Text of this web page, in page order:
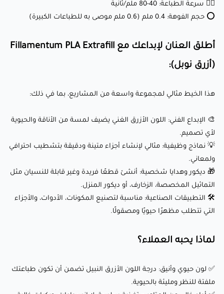
والأجزاء التي تتطلب مظهرًا حيويًا ومصقولًا.
لماذا يحبه العملاء؟
طباعتك ملفتة للنظر ومليئة بالحيوية.
من التشابك تجعل عملية الطباعة سهلة ومريحة.
✅ دقة وموثوقية: مع تفاوت قطر ± 0.03 ملم، يمكنك توقع نتائج
مستقرة وخالية من الفقاعات في كل مرة.
✅ توافق واسع: يعمل بسلاسة مع طابعات FDM الشهيرة مثل
Creality وPrusa والمزيد.
إنه أداة لإحياء أفكارك وتحويلها إلى واقع. بفضل لونه الأزرق الغني،
خصائصه الصديقة للبيئة، وأداؤه الموثوق، فهو الخيار الأمثل
🏃‍♂️ سرعة الطباعة: 40-80 ملم/ثانية
⭕ حجم الفوهة: 0.4 ملم (0.6 ملم موصى به للطباعات الكبيرة)
أطلق العنان لإبداعك مع Fillamentum PLA Extrafill
(أزرق نوبل):
هذا الخيط مثالي لمجموعة واسعة من المشاريع، بما في ذلك:
🎨 الإبداع الفني: اللون الأزرق الغني يضيف لمسة من الأناقة والحيوية
لأي تصميم.
💡 نماذج وظيفية: مثالي لإنشاء أجزاء متينة ودقيقة بتشطيب احترافي
ولمعاني.
🎁 ديكور وهدايا شخصية: أنشئ قطعًا فريدة وغير قابلة للنسيان مثل
التماثيل المخصصة، الزخارف، أو ديكور المنزل.
🛠️ التطبيقات الصناعية: مناسبة لتصنيع المكونات، الأدوات، والأجزاء
التي تتطلب مظهرًا حيويًا ومصقولًا.
لماذا يحبه العملاء؟
✅ لون حيوي وأنيق: درجة اللون الأزرق النبيل تضمن أن تكون طباعتك
ملفتة للنظر ومليئة بالحيوية.